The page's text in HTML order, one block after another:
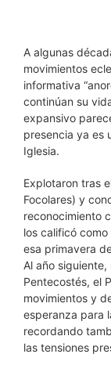
A algunas
movimientos
informativa
continúan su
expansivo
presencia ya es
Iglesia.
Explotaron tras
Focolares) y
reconocimiento
los calificó
esa primavera
Al año
Pentecostés, el
movimientos y
esperanza para
recordando
las tensiones